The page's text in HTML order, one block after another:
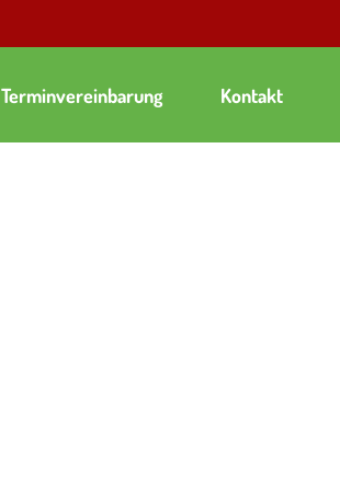
Terminvereinbarung Kontakt